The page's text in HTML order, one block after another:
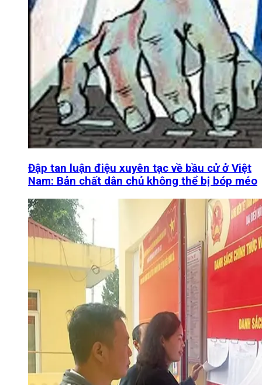
Đập tan luận điệu xuyên tạc về bầu cử ở Việt
Nam: Bản chất dân chủ không thể bị bóp méo